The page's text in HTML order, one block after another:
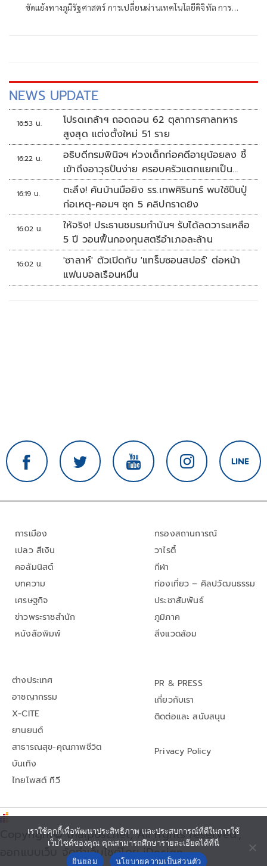
ขัดแย้งทางภูมิรัฐศาสตร์ การเปลี่ยนผ่านเทคโนโลยีดิจิทัล การ
NEWS UPDATE
16:53 น.
โปรดเกล้าฯ ถอดถอน 62 ตุลาการศาลทหาร
สูงสุด แต่งตั้งใหม่ 51 ราย
16:22 น.
อธิบดีกรมพินิจฯ ห่วงเด็กก่อคดีอายุน้อยลง ชี้
เข้าถึงอาวุธปืนง่าย ครอบครัวแตกแยกเป็น
ชนวนสำคัญ
16:19 น.
ตะลึง! ค้นบ้านมือยิง รร.เทพศิรินทร์ พบใช้ปืนปู่
ก่อเหตุ-คอมฯ ซุก 5 คลิปกราดยิง
16:02 น.
ให้จริง! ประธานชมรมกำนันฯ รับได้ลดวาระเหลือ
5 ปี วอนฟื้นกองทุนสตรีอำเภอละล้าน
16:02 น.
'ซาลาห์' ตัวเปิดกับ 'แทร็บซอนสปอร์' ต่อหน้า
แฟนบอลเรือนหมื่น
การเมือง
เปลว สีเงิน
คอลัมนิสต์
บทความ
เศรษฐกิจ
ข่าวพระราชสำนัก
หนังสือพิมพ์
กรองสถานการณ์
วาไรตี้
กีฬา
ท่องเที่ยว – ศิลปวัฒนธรรม
ประชาสัมพันธ์
ภูมิภาค
สิ่งแวดล้อม
ต่างประเทศ
อาชญากรรม
X-CITE
ยานยนต์
สาธารณสุข-คุณภาพชีวิต
บันเทิง
ไทยโพสต์ ทีวี
PR & PRESS
เกี่ยวกับเรา
ติดต่อและ สนับสนุน
Privacy Policy
Copyright© thaipost.net, All rights reserved.,
ออกแบบเว็บ จัดทำเว็บไซต์โดย iDesign
เราใช้คุกกี้เพื่อพัฒนาประสิทธิภาพ และประสบการณ์ที่ดีในการใช้
เว็บไซต์ของคุณ คุณสามารถศึกษารายละเอียดได้ที่นี่
ยินยอม
นโยบายความเป็นส่วนตัว